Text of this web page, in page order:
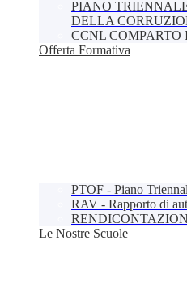
PIANO
DELLA
CCNL COMPARTO
Offerta Formativa
PTOF - Piano
RAV - Rapporto di
Le Nostre Scuole